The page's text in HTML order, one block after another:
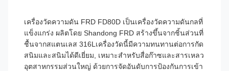
เครื่องวัดความดัน FRD FD80D เป็นเครื่องวัดความดันกลที่
แข็งแกร่ง ผลิตโดย Shandong FRD สร้างขึ้นจากชิ้นส่วนที่
ชื้นจากสแตนเลส 316Lเครื่องวัดนี้มีความทนทานต่อการกัด
สนิมและสนิมได้ดีเยี่ยม, เหมาะสําหรับสื่อก๊าซและสารเหลว
อุตสาหกรรมส่วนใหญ่ ด้วยการจัดอันดับการป้องกันการเข้า